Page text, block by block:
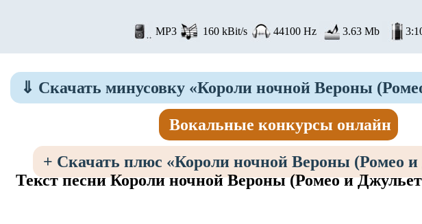
MP3 160 kBit/s 44100 Hz 3.63 Mb
⇓ Скачать минусовку «Короли ночной Вероны
Вокальные конкурсы онлайн
+ Скачать плюс «Короли ночной Вероны (Ромео и
Текст песни Короли ночной Вероны (Ромео и